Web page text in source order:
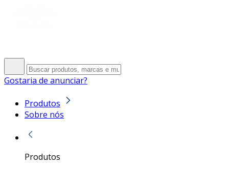
Gostaria de anunciar?
Produtos
Sobre nós
Produtos